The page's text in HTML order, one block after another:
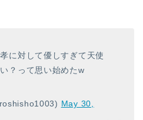
に対して優しすぎて天使
？って思い始めたw
May 30,